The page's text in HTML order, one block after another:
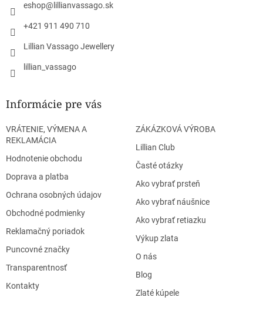
eshop@ lillianvassago.sk
+421 911 490 710
Lillian Vassago Jewellery
lillian_vassago
Informácie pre vás
VRÁTENIE, VÝMENA A
REKLAMÁCIA
Hodnotenie obchodu
Doprava a platba
Ochrana osobných údajov
Obchodné podmienky
Reklamačný poriadok
Puncovné značky
Transparentnosť
Kontakty
ZÁKÁZKOVÁ VÝROBA
Lillian Club
Časté otázky
Ako vybrať prsteň
Ako vybrať náušnice
Ako vybrať retiazku
Výkup zlata
O nás
Blog
Zlaté kúpele